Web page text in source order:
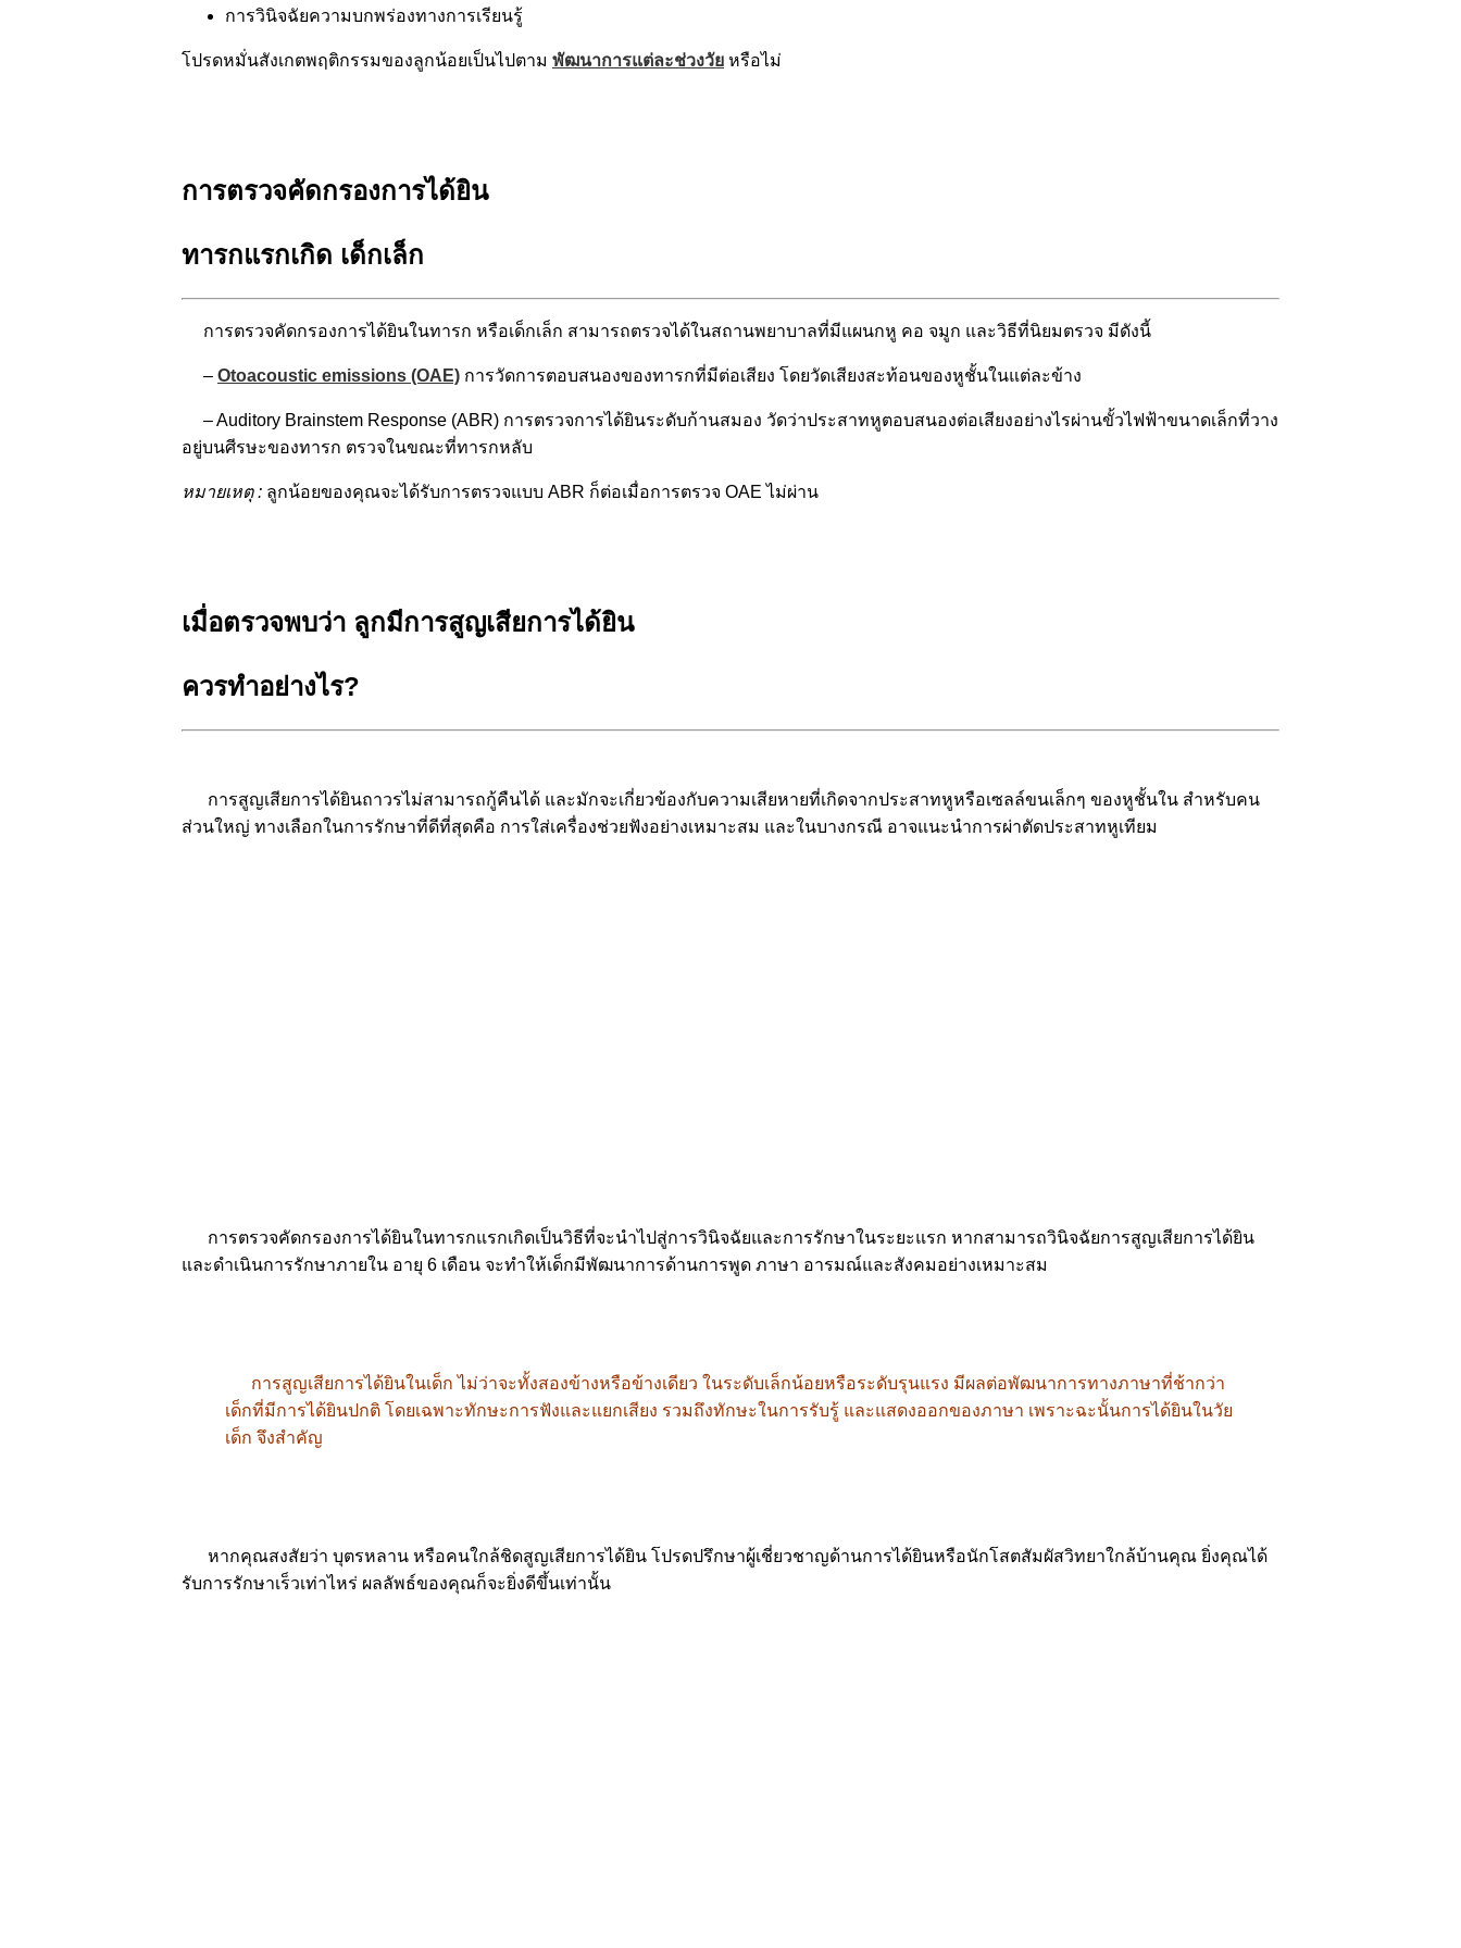
การวินิจฉัยความบกพร่องทางการเรียนรู้
โปรดหมั่นสังเกตพฤติกรรมของลูกน้อยเป็นไปตาม พัฒนาการแต่ละช่วงวัย หรือไม่
การตรวจคัดกรองการได้ยิน
ทารกแรกเกิด เด็กเล็ก
การตรวจคัดกรองการได้ยินในทารก หรือเด็กเล็ก สามารถตรวจได้ในสถานพยาบาลที่มีแผนกหู คอ จมูก และวิธีที่นิยมตรวจ มีดังนี้
– Otoacoustic emissions (OAE) การวัดการตอบสนองของทารกที่มีต่อเสียง โดยวัดเสียงสะท้อนของหูชั้นในแต่ละข้าง
– Auditory Brainstem Response (ABR) การตรวจการได้ยินระดับก้านสมอง วัดว่าประสาทหูตอบสนองต่อเสียงอย่างไรผ่านขั้วไฟฟ้าขนาดเล็กที่วาง
อยู่บนศีรษะของทารก ตรวจในขณะที่ทารกหลับ
หมายเหตุ : ลูกน้อยของคุณจะได้รับการตรวจแบบ ABR ก็ต่อเมื่อการตรวจ OAE ไม่ผ่าน
เมื่อตรวจพบว่า ลูกมีการสูญเสียการได้ยิน
ควรทำอย่างไร?
การสูญเสียการได้ยินถาวรไม่สามารถกู้คืนได้ และมักจะเกี่ยวข้องกับความเสียหายที่เกิดจากประสาทหูหรือเซลล์ขนเล็กๆ ของหูชั้นใน สำหรับคน
ส่วนใหญ่ ทางเลือกในการรักษาที่ดีที่สุดคือ การใส่เครื่องช่วยฟังอย่างเหมาะสม และในบางกรณี อาจแนะนำการผ่าตัดประสาทหูเทียม
การตรวจคัดกรองการได้ยินในทารกแรกเกิดเป็นวิธีที่จะนำไปสู่การวินิจฉัยและการรักษาในระยะแรก หากสามารถวินิจฉัยการสูญเสียการได้ยิน
และดำเนินการรักษาภายใน อายุ 6 เดือน จะทำให้เด็กมีพัฒนาการด้านการพูด ภาษา อารมณ์และสังคมอย่างเหมาะสม
การสูญเสียการได้ยินในเด็ก ไม่ว่าจะทั้งสองข้างหรือข้างเดียว ในระดับเล็กน้อยหรือระดับรุนแรง มีผลต่อพัฒนาการทางภาษาที่ช้ากว่า
เด็กที่มีการได้ยินปกติ โดยเฉพาะทักษะการฟังและแยกเสียง รวมถึงทักษะในการรับรู้ และแสดงออกของภาษา เพราะฉะนั้นการได้ยินในวัย
เด็ก จึงสำคัญ
หากคุณสงสัยว่า บุตรหลาน หรือคนใกล้ชิดสูญเสียการได้ยิน โปรดปรึกษาผู้เชี่ยวชาญด้านการได้ยินหรือนักโสตสัมผัสวิทยาใกล้บ้านคุณ ยิ่งคุณได้
รับการรักษาเร็วเท่าไหร่ ผลลัพธ์ของคุณก็จะยิ่งดีขึ้นเท่านั้น